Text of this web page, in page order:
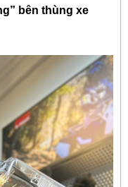
bên thùng xe